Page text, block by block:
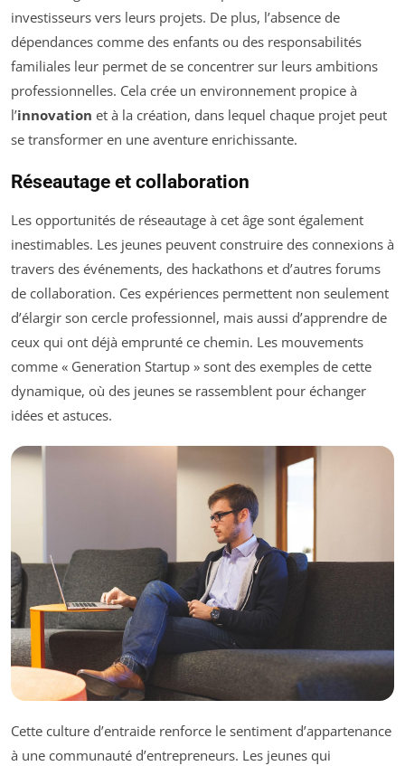
investisseurs vers leurs projets. De plus, l’absence de
dépendances comme des enfants ou des responsabilités
familiales leur permet de se concentrer sur leurs ambitions
professionnelles. Cela crée un environnement propice à
l’innovation et à la création, dans lequel chaque projet peut
se transformer en une aventure enrichissante.
Réseautage et collaboration
Les opportunités de réseautage à cet âge sont également
inestimables. Les jeunes peuvent construire des connexions à
travers des événements, des hackathons et d’autres forums
de collaboration. Ces expériences permettent non seulement
d’élargir son cercle professionnel, mais aussi d’apprendre de
ceux qui ont déjà emprunté ce chemin. Les mouvements
comme « Generation Startup » sont des exemples de cette
dynamique, où des jeunes se rassemblent pour échanger
idées et astuces.
Cette culture d’entraide renforce le sentiment d’appartenance
à une communauté d’entrepreneurs. Les jeunes qui